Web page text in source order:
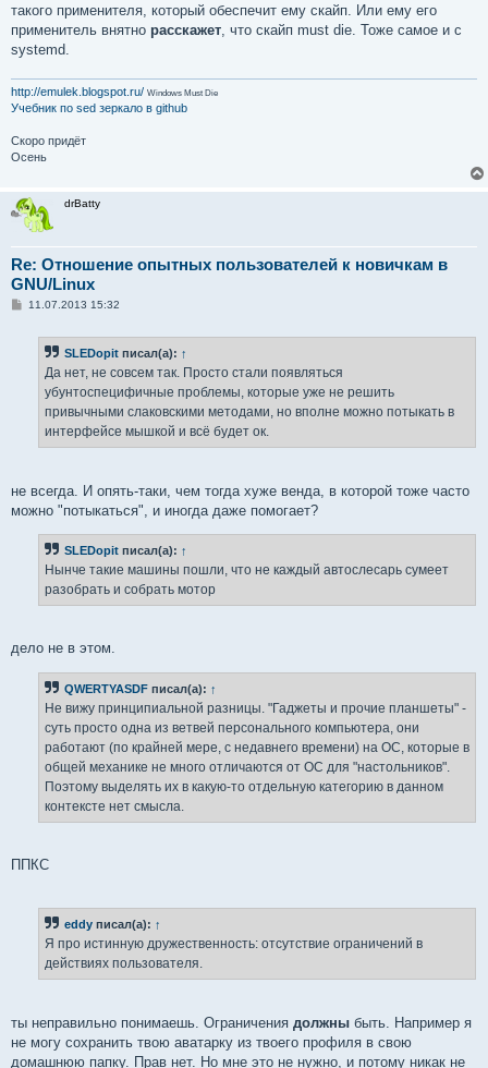
такого применителя, который обеспечит ему скайп. Или ему его
применитель внятно расскажет , что скайп must die. Тоже самое и с
systemd.
http://emulek.blogspot.ru/ Windows Must Die
Учебник по sed зеркало в github
Скоро придёт
Осень
drBatty
Re: Отношение опытных пользователей к новичкам в
GNU/Linux
С11.07.2013 15:32
SLEDopit писал(а): ↑
Да нет, не совсем так. Просто стали появляться
убунтоспецифичные проблемы, которые уже не решить
привычными слаковскими методами, но вполне можно потыкать в
интерфейсе мышкой и всё будет ок.
не всегда. И опять-таки, чем тогда хуже венда, в которой тоже часто
можно "потыкаться", и иногда даже помогает?
SLEDopit писал(а): ↑
Нынче такие машины пошли, что не каждый автослесарь сумеет
разобрать и собрать мотор
дело не в этом.
QWERTYASDF писал(а): ↑
Не вижу принципиальной разницы. "Гаджеты и прочие планшеты" -
суть просто одна из ветвей персонального компьютера, они
работают (по крайней мере, с недавнего времени) на ОС, которые в
общей механике не много отличаются от ОС для "настольников".
Поэтому выделять их в какую-то отдельную категорию в данном
контексте нет смысла.
ППКС
eddy писал(а): ↑
Я про истинную дружественность: отсутствие ограничений в
действиях пользователя.
ты неправильно понимаешь. Ограничения должны быть. Например я
не могу сохранить твою аватарку из твоего профиля в свою
домашнюю папку. Прав нет. Но мне это не нужно, и потому никак не